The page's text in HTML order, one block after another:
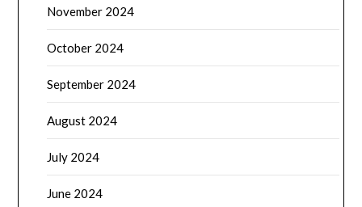
November 2024
October 2024
September 2024
August 2024
July 2024
June 2024